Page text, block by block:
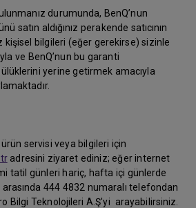
durumunda, BenQ’nun
satın aldığınız perakende satıcının
kişisel bilgileri (eğer gerekirse) sizinle
ve BenQ’nun bu garanti
yerine getirmek amacıyla
servisi veya bilgileri için
adresini ziyaret ediniz; eğer internet
tatil günleri hariç, hafta içi günlerde
444 4832 numaralı telefondan
Bilgi Teknolojileri A.Ş'yi arayabilirsiniz.